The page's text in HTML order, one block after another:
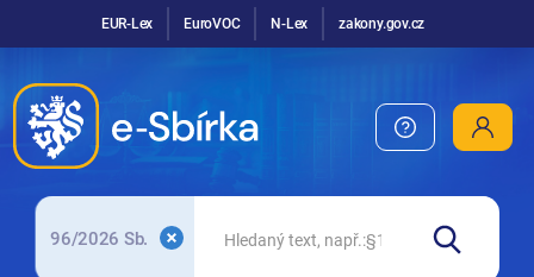
EUR-Lex EuroVOC N-Lex zakony.gov.cz
96/2026 Sb.